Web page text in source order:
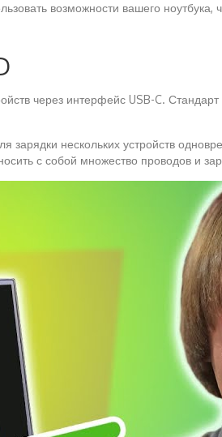
возможности вашего ноутбука,
через интерфейс USB-C.
нескольких устройств
с собой множество проводов и